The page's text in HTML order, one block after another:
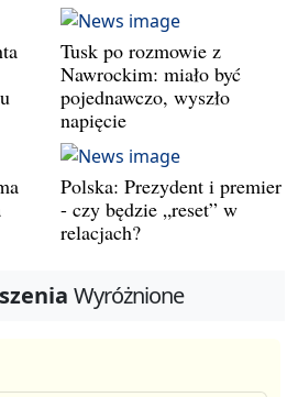
Tusk po rozmowie z
Nawrockim: miało być
pojednawczo, wyszło
napięcie
Polska: Prezydent i premier
- czy będzie „reset” w
relacjach?
Wyróżnione